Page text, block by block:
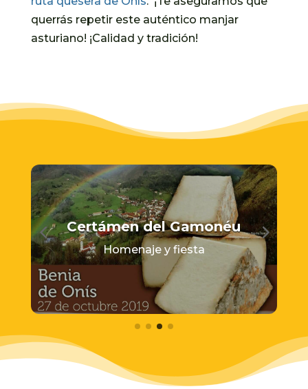
querrás repetir este auténtico manjar
asturiano! ¡Calidad y tradición!
Certámen del Gamonéu
Homenaje y fiesta